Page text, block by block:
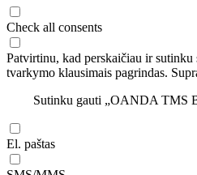
Check all consents
Patvirtinu, kad perskaičiau ir
tvarkymo klausimais pagrindas.
Sutinku gauti „OANDA TMS
El. paštas